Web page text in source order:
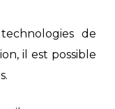
de
il est possible